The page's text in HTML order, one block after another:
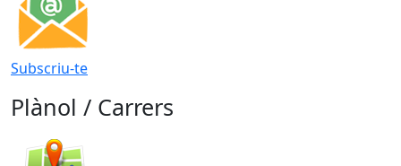
Subscriu-te
Plànol / Carrers